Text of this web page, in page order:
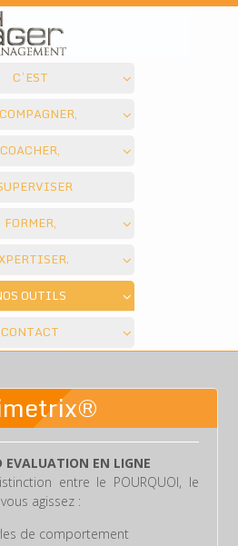
C’EST
COACHER,
FORMER,
OUTILS
CONTACT
entre le POURQUOI, le
agissez :
de comportement